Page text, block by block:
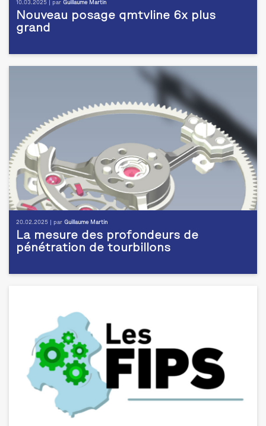
10.03.2025 | par Guillaume Martin
Nouveau posage qmtvline 6x plus
grand
20.02.2025 | par Guillaume Martin
La mesure des profondeurs de
pénétration de tourbillons